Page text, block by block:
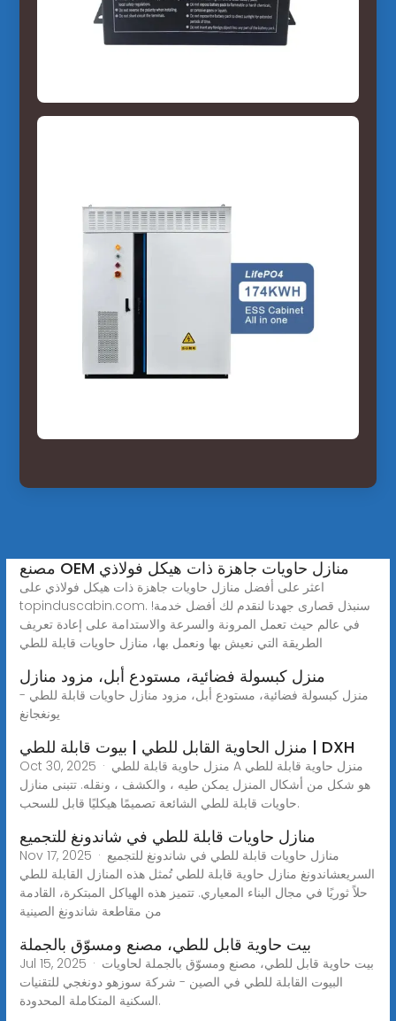
مصنع OEM منازل حاويات جاهزة ذات هيكل فولاذي
اعثر على أفضل منازل حاويات جاهزة ذات هيكل فولاذي على
topinduscabin.com. سنبذل قصارى جهدنا لنقدم لك أفضل خدمة!
في عالم حيث تعمل المرونة والسرعة والاستدامة على إعادة تعريف
الطريقة التي نعيش بها ونعمل بها، منازل حاويات قابلة للطي
منزل كبسولة فضائية، مستودع أبل، مزود منازل
منزل كبسولة فضائية، مستودع أبل، مزود منازل حاويات قابلة للطي -
يونغجانغ
منزل الحاوية القابل للطي | بيوت قابلة للطي | DXH
Oct 30, 2025 · منزل حاوية قابلة للطي A منزل حاوية قابلة للطي
هو شكل من أشكال المنزل يمكن طيه ، والكشف ، ونقله. تتبنى منازل
حاويات قابلة للطي الشائعة تصميمًا هيكليًا قابل للسحب.
منازل حاويات قابلة للطي في شاندونغ للتجميع
Nov 17, 2025 · منازل حاويات قابلة للطي في شاندونغ للتجميع
السريعشاندونغ منازل حاوية قابلة للطي تُمثل هذه المنازل القابلة للطي
حلاً ثوريًا في مجال البناء المعياري. تتميز هذه الهياكل المبتكرة، القادمة
من مقاطعة شاندونغ الصينية
بيت حاوية قابل للطي، مصنع ومسوّق بالجملة
Jul 15, 2025 · بيت حاوية قابل للطي، مصنع ومسوّق بالجملة لحاويات
البيوت القابلة للطي في الصين - شركة سوزهو دونغجي للتقنيات
السكنية المتكاملة المحدودة.